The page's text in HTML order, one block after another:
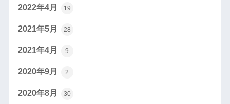
2022年4月 19
2021年5月 28
2021年4月 9
2020年9月 2
2020年8月 30